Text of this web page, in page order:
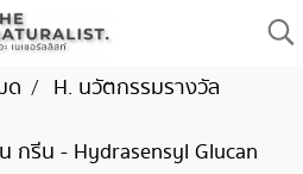
ด
H. นวัตกรรมรางวัล
กรีน - Hydrasensyl Glucan